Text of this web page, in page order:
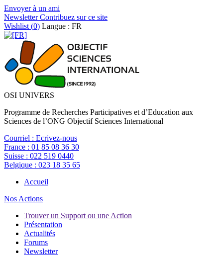
Envoyer à un ami
NewsletterContribuez sur ce site
Wishlist (0) Langue : FR
OSI UNIVERS
Programme de Recherches Participatives et d’Education aux
Sciences de l’ONG Objectif Sciences International
Courriel : Ecrivez-nous
France : 01 85 08 36 30
Suisse : 022 519 0440
Belgique : 023 18 35 65
Accueil
Nos Actions
Trouver un Support ou une Action
Présentation
Actualités
Forums
Newsletter